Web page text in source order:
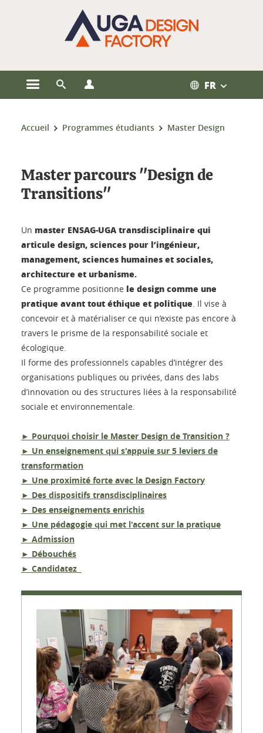
Ouvrir le menu principal
Ouvrir le moteur de recherche FR
Vous êtes ici :
Accueil Programmes étudiants Master Design
Master parcours "Design de
Transitions"
Un master ENSAG-UGA transdisciplinaire qui
articule design, sciences pour l’ingénieur,
management, sciences humaines et sociales,
architecture et urbanisme.
Ce programme positionne le design comme une
pratique avant tout éthique et politique. Il vise à
concevoir et à matérialiser ce qui n’existe pas encore à
travers le prisme de la responsabilité sociale et
écologique.
Il forme des professionnels capables d’intégrer des
organisations publiques ou privées, dans des labs
d’innovation ou des structures liées à la responsabilité
sociale et environnementale.
► Pourquoi choisir le Master Design de Transition ?
► Un enseignement qui s'appuie sur 5 leviers de
transformation
► Une proximité forte avec la Design Factory
► Des dispositifs transdisciplinaires
► Des enseignements enrichis
► Une pédagogie qui met l'accent sur la pratique
► Admission
► Débouchés
► Candidatez